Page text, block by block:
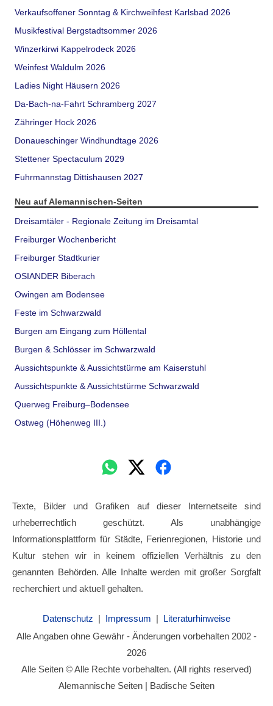
Verkaufsoffener Sonntag & Kirchweihfest Karlsbad 2026
Musikfestival Bergstadtsommer 2026
Winzerkirwi Kappelrodeck 2026
Weinfest Waldulm 2026
Ladies Night Häusern 2026
Da-Bach-na-Fahrt Schramberg 2027
Zähringer Hock 2026
Donaueschinger Windhundtage 2026
Stettener Spectaculum 2029
Fuhrmannstag Dittishausen 2027
Neu auf Alemannischen-Seiten
Dreisamtäler - Regionale Zeitung im Dreisamtal
Freiburger Wochenbericht
Freiburger Stadtkurier
OSIANDER Biberach
Owingen am Bodensee
Feste im Schwarzwald
Burgen am Eingang zum Höllental
Burgen & Schlösser im Schwarzwald
Aussichtspunkte & Aussichtstürme am Kaiserstuhl
Aussichtspunkte & Aussichtstürme Schwarzwald
Querweg Freiburg–Bodensee
Ostweg (Höhenweg III.)
Texte, Bilder und Grafiken auf dieser Internetseite sind
urheberrechtlich geschützt. Als unabhängige
Informationsplattform für Städte, Ferienregionen, Historie und
Kultur stehen wir in keinem offiziellen Verhältnis zu den
genannten Behörden. Alle Inhalte werden mit großer Sorgfalt
recherchiert und aktuell gehalten.
Datenschutz | Impressum | Literaturhinweise
Alle Angaben ohne Gewähr - Änderungen vorbehalten 2002 -
2026
Alle Seiten © Alle Rechte vorbehalten. (All rights reserved)
Alemannische Seiten | Badische Seiten